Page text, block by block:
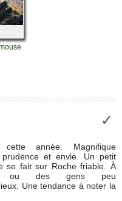
✓
cette année. Magnifique
et envie. Un petit
se fait sur Roche friable. À
ou des gens peu
Une tendance à noter la